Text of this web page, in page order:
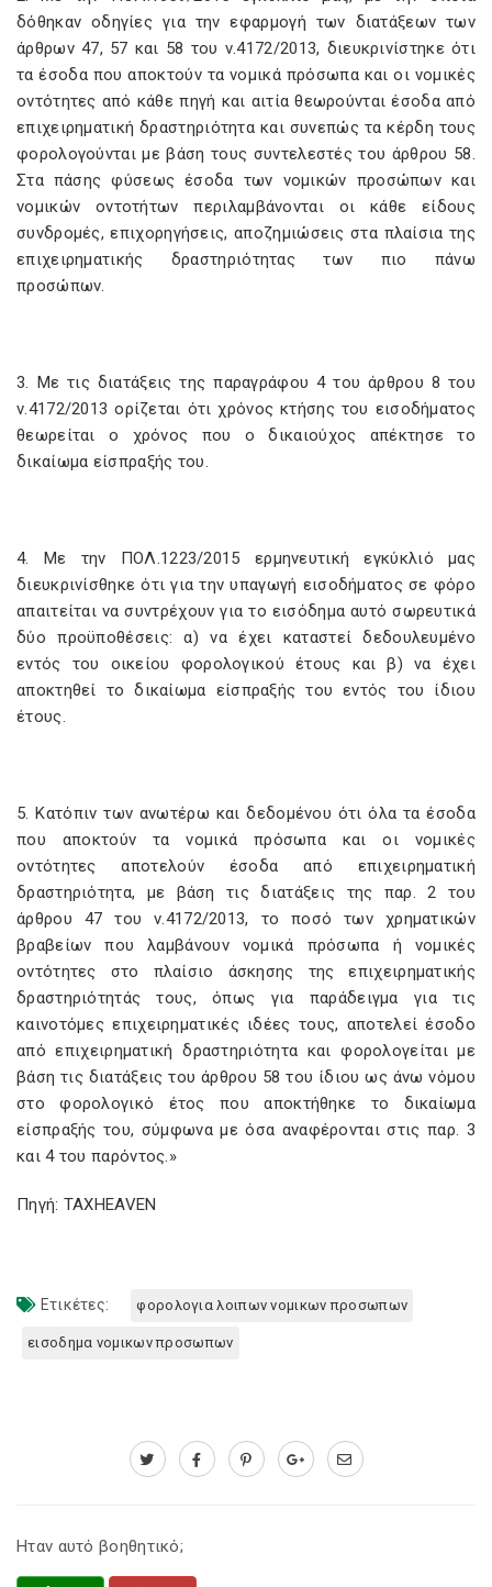
δόθηκαν οδηγίες για την εφαρμογή των διατάξεων των
άρθρων 47, 57 και 58 του ν.4172/2013, διευκρινίστηκε ότι
τα έσοδα που αποκτούν τα νομικά πρόσωπα και οι νομικές
οντότητες από κάθε πηγή και αιτία θεωρούνται έσοδα από
επιχειρηματική δραστηριότητα και συνεπώς τα κέρδη τους
φορολογούνται με βάση τους συντελεστές του άρθρου 58.
Στα πάσης φύσεως έσοδα των νομικών προσώπων και
νομικών οντοτήτων περιλαμβάνονται οι κάθε είδους
συνδρομές, επιχορηγήσεις, αποζημιώσεις στα πλαίσια της
επιχειρηματικής δραστηριότητας των πιο πάνω
προσώπων.
3. Με τις διατάξεις της παραγράφου 4 του άρθρου 8 του
ν.4172/2013 ορίζεται ότι χρόνος κτήσης του εισοδήματος
θεωρείται ο χρόνος που ο δικαιούχος απέκτησε το
δικαίωμα είσπραξής του.
4. Με την ΠΟΛ.1223/2015 ερμηνευτική εγκύκλιό μας
διευκρινίσθηκε ότι για την υπαγωγή εισοδήματος σε φόρο
απαιτείται να συντρέχουν για το εισόδημα αυτό σωρευτικά
δύο προϋποθέσεις: α) να έχει καταστεί δεδουλευμένο
εντός του οικείου φορολογικού έτους και β) να έχει
αποκτηθεί το δικαίωμα είσπραξής του εντός του ίδιου
έτους.
5. Κατόπιν των ανωτέρω και δεδομένου ότι όλα τα έσοδα
που αποκτούν τα νομικά πρόσωπα και οι νομικές
οντότητες αποτελούν έσοδα από επιχειρηματική
δραστηριότητα, με βάση τις διατάξεις της παρ. 2 του
άρθρου 47 του ν.4172/2013, το ποσό των χρηματικών
βραβείων που λαμβάνουν νομικά πρόσωπα ή νομικές
οντότητες στο πλαίσιο άσκησης της επιχειρηματικής
δραστηριότητάς τους, όπως για παράδειγμα για τις
καινοτόμες επιχειρηματικές ιδέες τους, αποτελεί έσοδο
από επιχειρηματική δραστηριότητα και φορολογείται με
βάση τις διατάξεις του άρθρου 58 του ίδιου ως άνω νόμου
στο φορολογικό έτος που αποκτήθηκε το δικαίωμα
είσπραξής του, σύμφωνα με όσα αναφέρονται στις παρ. 3
και 4 του παρόντος.»
Πηγή: TAXHEAVEN
Ετικέτες: φορολογια λοιπων νομικων προσωπων
εισοδημα νομικων προσωπων
Ηταν αυτό βοηθητικό;